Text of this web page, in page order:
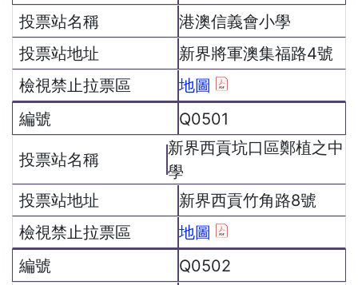
港澳信義會小學
新界將軍澳集福路4號
地圖
Q0501
新界西貢坑口區鄭植之中
學
新界西貢竹角路8號
地圖
Q0502